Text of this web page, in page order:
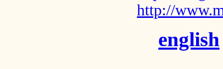
http://
english